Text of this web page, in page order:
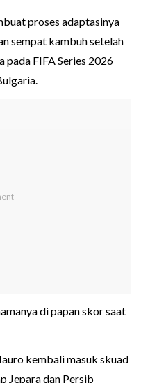
proses adaptasinya
sempat kambuh setelah
pada FIFA Series 2026
di papan skor saat
kembali masuk skuad
Jepara dan Persib